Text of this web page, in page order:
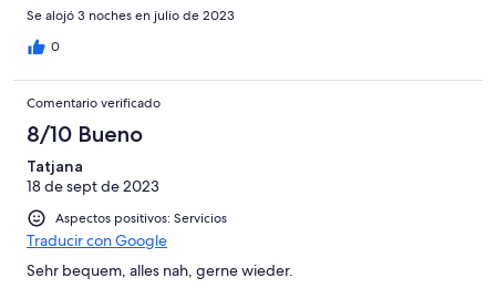
Se alojó 3 noches en julio de 2023
0
Comentario verificado
8/10 Bueno
Tatjana
18 de sept de 2023
Aspectos positivos: Servicios
Traducir con Google
Sehr bequem, alles nah, gerne wieder.